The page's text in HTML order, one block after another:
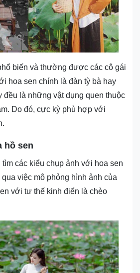
biến và thường được các cô gái
hoa sen chính là đàn tỳ bà hay
đều là những vật dụng quen thuộc
Do đó, cực kỳ phù hợp với
hồ sen
tìm các kiểu chụp ảnh với hoa sen
việc mô phỏng hình ảnh của
với tư thế kinh điển là chèo